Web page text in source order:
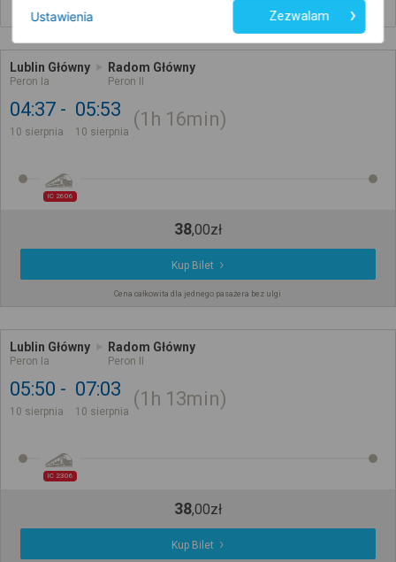
Lublin Główny
Peron Ia
Radom Główny
Peron II
04:37
10 sierpnia
05:53
10 sierpnia
1h 16min
IC 2606
38,00zł
Kup Bilet
Cena całkowita dla jednego pasażera bez ulgi
Lublin Główny
Peron Ia
Radom Główny
Peron II
05:50
10 sierpnia
07:03
10 sierpnia
1h 13min
IC 2306
38,00zł
Kup Bilet
Ustawienia Zezwalam